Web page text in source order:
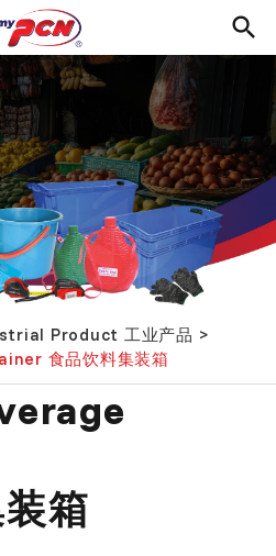
Product 工业产品 >
食品饮料集装箱
箱